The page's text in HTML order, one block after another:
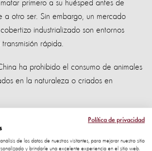
primero a su huésped antes de
a otro ser. Sin embargo, un mercado
industrializado son entornos
rápida.
ha prohibido el consumo de animales
en la naturaleza o criados en
paso y debe celebrarse, pero
para los animales silvestres
no comestibles, incluida la investigación
Política de privacidad
de los datos de nuestros visitantes, para mejorar nuestro sitio
y brindarle una excelente experiencia en el sitio web.